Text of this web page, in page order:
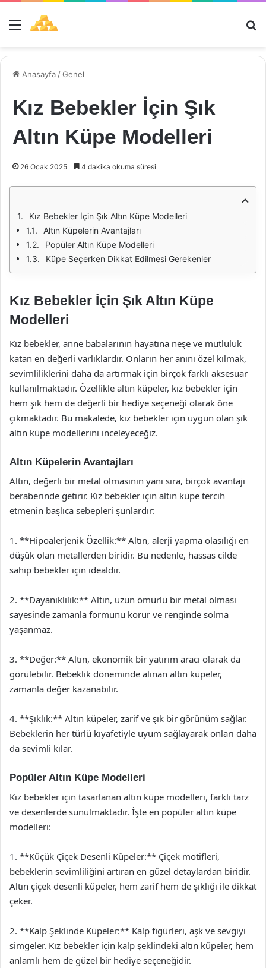
Menü
Anasayfa /Genel
Kız Bebekler İçin Şık
Altın Küpe Modelleri
26 Ocak 2025 4 dakika okuma süresi
Kız Bebekler İçin Şık Altın Küpe Modelleri
Altın Küpelerin Avantajları
Popüler Altın Küpe Modelleri
Küpe Seçerken Dikkat Edilmesi Gerekenler
Kız Bebekler İçin Şık Altın Küpe
Modelleri
Kız bebekler, anne babalarının hayatına neşe ve mutluluk
katan en değerli varlıklardır. Onların her anını özel kılmak,
sevimliliklerini daha da artırmak için birçok farklı aksesuar
kullanılmaktadır. Özellikle altın küpeler, kız bebekler için
hem şık hem de değerli bir hediye seçeneği olarak öne
çıkmaktadır. Bu makalede, kız bebekler için uygun olan şık
altın küpe modellerini inceleyeceğiz.
Altın Küpelerin Avantajları
Altın, değerli bir metal olmasının yanı sıra, birçok avantajı
beraberinde getirir. Kız bebekler için altın küpe tercih
etmenin başlıca sebepleri şunlardır:
1. **Hipoalerjenik Özellik:** Altın, alerji yapma olasılığı en
düşük olan metallerden biridir. Bu nedenle, hassas cilde
sahip bebekler için idealdir.
2. **Dayanıklılık:** Altın, uzun ömürlü bir metal olması
sayesinde zamanla formunu korur ve renginde solma
yaşanmaz.
3. **Değer:** Altın, ekonomik bir yatırım aracı olarak da
görülebilir. Bebeklik döneminde alınan altın küpeler,
zamanla değer kazanabilir.
4. **Şıklık:** Altın küpeler, zarif ve şık bir görünüm sağlar.
Bebeklerin her türlü kıyafetiyle uyum sağlayarak onları daha
da sevimli kılar.
Popüler Altın Küpe Modelleri
Kız bebekler için tasarlanan altın küpe modelleri, farklı tarz
ve desenlerde sunulmaktadır. İşte en popüler altın küpe
modelleri:
1. **Küçük Çiçek Desenli Küpeler:** Çiçek motifleri,
bebeklerin sevimliliğini artıran en güzel detaylardan biridir.
Altın çiçek desenli küpeler, hem zarif hem de şıklığı ile dikkat
çeker.
2. **Kalp Şeklinde Küpeler:** Kalp figürleri, aşk ve sevgiyi
simgeler. Kız bebekler için kalp şeklindeki altın küpeler, hem
anlamlı hem de güzel bir hediye seçeneğidir.